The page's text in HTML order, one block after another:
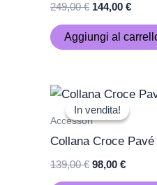
249,00€ 144,00 €
Aggiungi al
In vendita!
In vendita!
Accessori
Collana Croce
139,00€
Il
prezzo
originale
139,00 €.
98,00 €
Il
attuale
98,00